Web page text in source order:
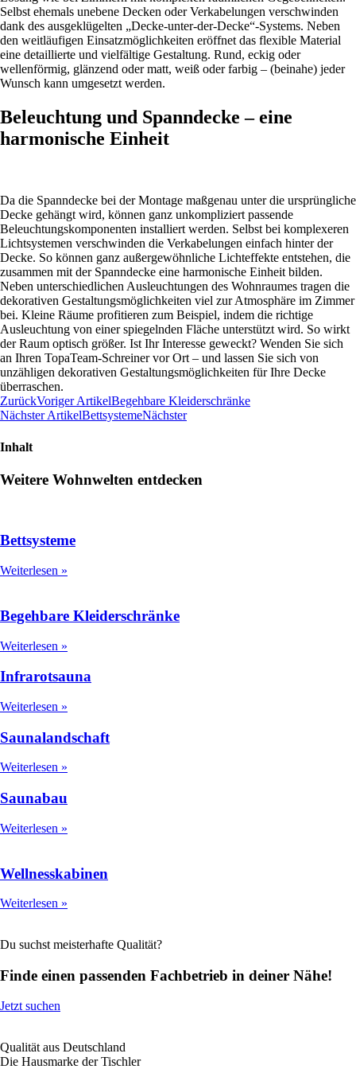
Selbst ehemals unebene Decken oder Verkabelungen verschwinden
dank des ausgeklügelten „Decke-unter-der-Decke“-Systems. Neben
den weitläufigen Einsatzmöglichkeiten eröffnet das flexible Material
eine detaillierte und vielfältige Gestaltung. Rund, eckig oder
wellenförmig, glänzend oder matt, weiß oder farbig – (beinahe) jeder
Wunsch kann umgesetzt werden.
Beleuchtung und Spanndecke – eine
harmonische Einheit
Da die Spanndecke bei der Montage maßgenau unter die ursprüngliche
Decke gehängt wird, können ganz unkompliziert passende
Beleuchtungskomponenten installiert werden. Selbst bei komplexeren
Lichtsystemen verschwinden die Verkabelungen einfach hinter der
Decke. So können ganz außergewöhnliche Lichteffekte entstehen, die
zusammen mit der Spanndecke eine harmonische Einheit bilden.
Neben unterschiedlichen Ausleuchtungen des Wohnraumes tragen die
dekorativen Gestaltungsmöglichkeiten viel zur Atmosphäre im Zimmer
bei. Kleine Räume profitieren zum Beispiel, indem die richtige
Ausleuchtung von einer spiegelnden Fläche unterstützt wird. So wirkt
der Raum optisch größer. Ist Ihr Interesse geweckt? Wenden Sie sich
an Ihren TopaTeam-Schreiner vor Ort – und lassen Sie sich von
unzähligen dekorativen Gestaltungsmöglichkeiten für Ihre Decke
überraschen.
ZurückVoriger ArtikelBegehbare Kleiderschränke
Nächster ArtikelBettsystemeNächster
Inhalt
Weitere Wohnwelten entdecken
Bettsysteme
Weiterlesen »
Begehbare Kleiderschränke
Weiterlesen »
Infrarotsauna
Weiterlesen »
Saunalandschaft
Weiterlesen »
Saunabau
Weiterlesen »
Wellnesskabinen
Weiterlesen »
Du suchst meisterhafte Qualität?
Finde einen passenden Fachbetrieb in deiner Nähe!
Jetzt suchen
Qualität aus Deutschland
Die Hausmarke der Tischler